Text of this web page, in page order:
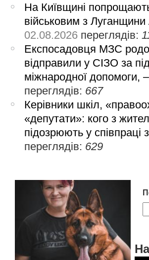
На Київщині
військовим з
02.08.2026 переглядів:
Експосадовця МЗС
відправили у СІЗО за
міжнародної допомоги,
переглядів: 667
Керівники шкіл,
«депутати»: кого з
підозрюють у співпраці
переглядів: 629